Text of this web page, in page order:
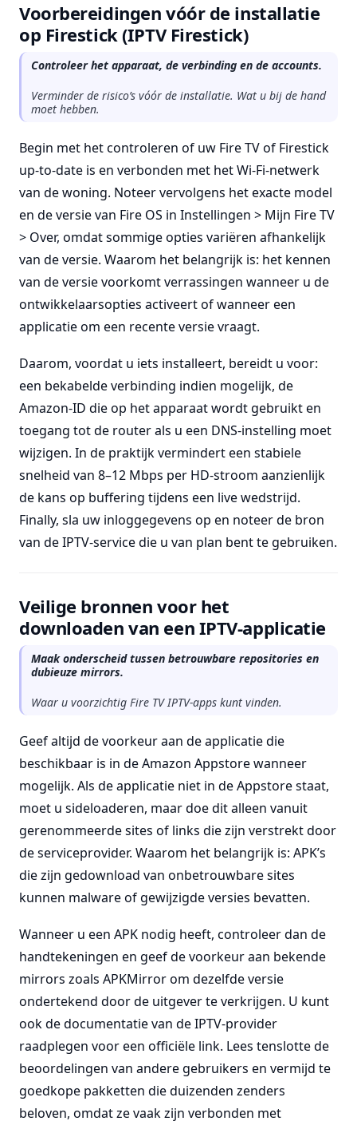
Voorbereidingen vóór de installatie
op Firestick (IPTV Firestick)
Controleer het apparaat, de verbinding en de accounts.
Verminder de risico’s vóór de installatie. Wat u bij de hand
moet hebben.
Begin met het controleren of uw Fire TV of Firestick
up-to-date is en verbonden met het Wi-Fi-netwerk
van de woning. Noteer vervolgens het exacte model
en de versie van Fire OS in Instellingen > Mijn Fire TV
> Over, omdat sommige opties variëren afhankelijk
van de versie. Waarom het belangrijk is: het kennen
van de versie voorkomt verrassingen wanneer u de
ontwikkelaarsopties activeert of wanneer een
applicatie om een recente versie vraagt.
Daarom, voordat u iets installeert, bereidt u voor:
een bekabelde verbinding indien mogelijk, de
Amazon-ID die op het apparaat wordt gebruikt en
toegang tot de router als u een DNS-instelling moet
wijzigen. In de praktijk vermindert een stabiele
snelheid van 8–12 Mbps per HD-stroom aanzienlijk
de kans op buffering tijdens een live wedstrijd.
Finally, sla uw inloggegevens op en noteer de bron
van de IPTV-service die u van plan bent te gebruiken.
Veilige bronnen voor het
downloaden van een IPTV-applicatie
Maak onderscheid tussen betrouwbare repositories en
dubieuze mirrors.
Waar u voorzichtig Fire TV IPTV-apps kunt vinden.
Geef altijd de voorkeur aan de applicatie die
beschikbaar is in de Amazon Appstore wanneer
mogelijk. Als de applicatie niet in de Appstore staat,
moet u sideloaderen, maar doe dit alleen vanuit
gerenommeerde sites of links die zijn verstrekt door
de serviceprovider. Waarom het belangrijk is: APK’s
die zijn gedownload van onbetrouwbare sites
kunnen malware of gewijzigde versies bevatten.
Wanneer u een APK nodig heeft, controleer dan de
handtekeningen en geef de voorkeur aan bekende
mirrors zoals APKMirror om dezelfde versie
ondertekend door de uitgever te verkrijgen. U kunt
ook de documentatie van de IPTV-provider
raadplegen voor een officiële link. Lees tenslotte de
beoordelingen van andere gebruikers en vermijd te
goedkope pakketten die duizenden zenders
beloven, omdat ze vaak zijn verbonden met